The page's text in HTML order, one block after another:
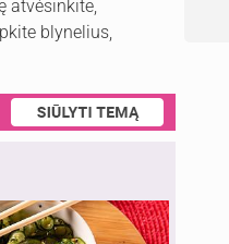
atvėsinkite,
blynelius,